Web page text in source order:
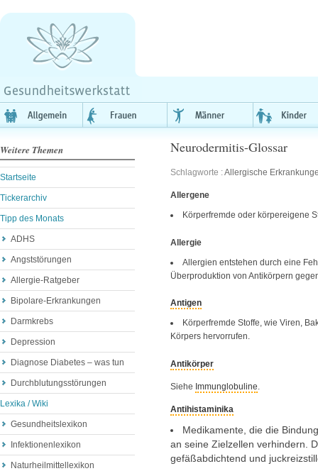
Weitere Themen
Startseite
Tickerarchiv
Tipp des Monats
ADHS
Angststörungen
Allergie-Ratgeber
Bipolare-Erkrankungen
Darmkrebs
Depression
Diagnose Diabetes – was tun
Durchblutungsstörungen
Lexika / Wiki
Gesundheitslexikon
Infektionenlexikon
Naturheilmittellexikon
Neurodermitis-Glossar
Schlagworte :Allergische
Allergene
Körperfremde oder körpereigene
Allergie
Allergien entstehen durch eine
Überproduktion von Antikörpern
Antigen
Körperfremde Stoffe, wie Viren,
Körpers hervorrufen.
Antikörper
Siehe Immunglobuline.
Antihistaminika
Medikamente, die die
an seine Zielzellen verhindern.
gefäßabdichtend und